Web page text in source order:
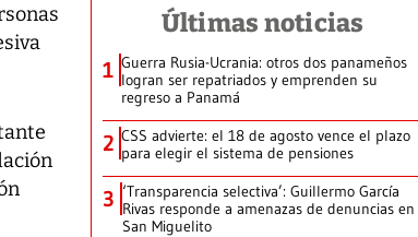
Últimas noticias
1 Guerra Rusia-Ucrania: otros dos panameños
logran ser repatriados y emprenden su
regreso a Panamá
2 CSS advierte: el 18 de agosto vence el plazo
para elegir el sistema de pensiones
3 ‘Transparencia selectiva’: Guillermo García
Rivas responde a amenazas de denuncias en
San Miguelito